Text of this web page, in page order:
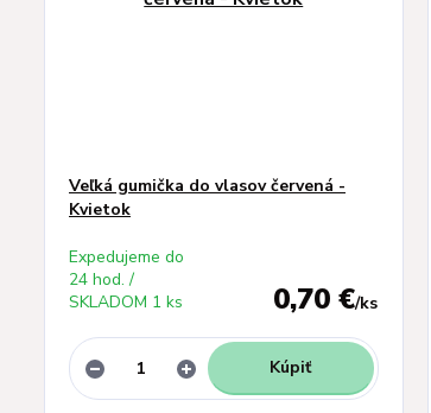
Veľká gumička do vlasov červená -
Kvietok
0,70 €/ks
Expedujeme do
24 hod. /
SKLADOM 1 ks
Kúpiť